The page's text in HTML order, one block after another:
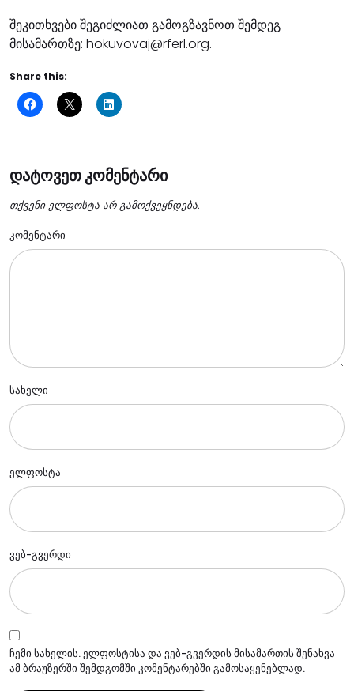
შეკითხვები შეგიძლიათ გამოგზავნოთ შემდეგ
მისამართზე: hokuvovaj@rferl.org.
Share this:
დატოვეთ კომენტარი
თქვენი ელფოსტა არ გამოქვეყნდება.
კომენტარი
სახელი
ელფოსტა
ვებ-გვერდი
ჩემი სახელის. ელფოსტისა და ვებ-გვერდის მისამართის შენახვა
ამ ბრაუზერში შემდგომში კომენტარებში გამოსაყენებლად.